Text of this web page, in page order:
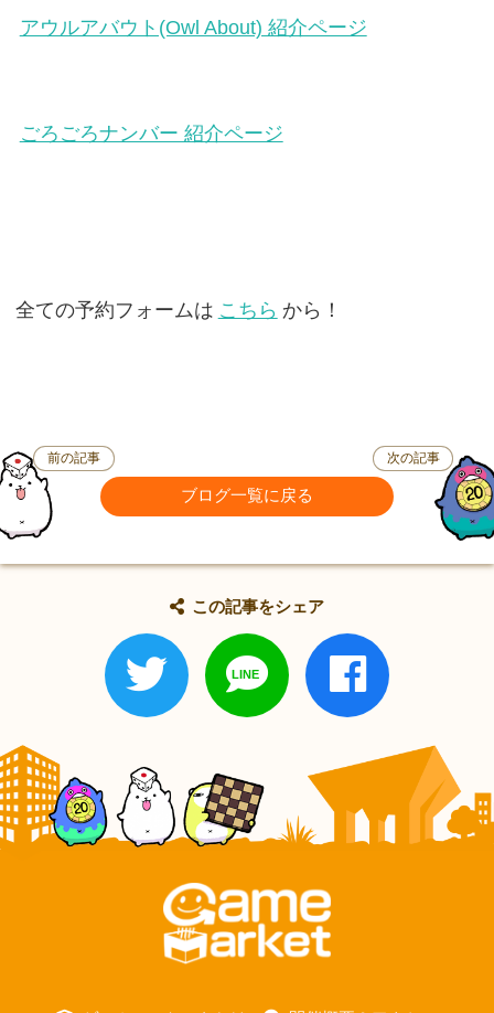
アウルアバウト(Owl About) 紹介ページ
ごろごろナンバー 紹介ページ
全ての予約フォームは こちら から！
前の記事
ブログ一覧に戻る
次の記事
この記事をシェア